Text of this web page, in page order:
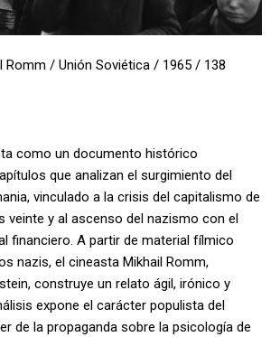
Romm / Unión Soviética / 1965 / 138
como un documento histórico
que analizan el surgimiento del
vinculado a la crisis del capitalismo de
veinte y al ascenso del nazismo con el
financiero. A partir de material fílmico
nazis, el cineasta Mikhail Romm,
construye un relato ágil, irónico y
expone el carácter populista del
de la propaganda sobre la psicología de